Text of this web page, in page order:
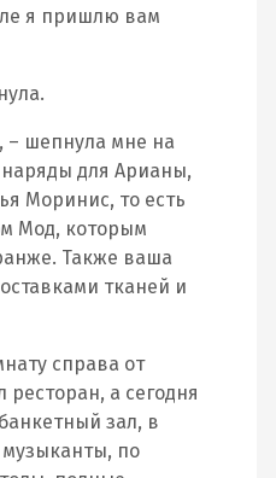
я пришлю вам
– шепнула мне на
для Арианы,
Моринис, то есть
Мод, которым
Также ваша
тканей и
справа от
ресторан, а сегодня
зал, в
музыканты, по